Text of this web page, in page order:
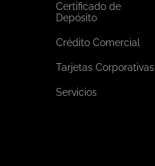
Certificado de
Depósito
Crédito Comercial
Tarjetas Corporativas
Servicios